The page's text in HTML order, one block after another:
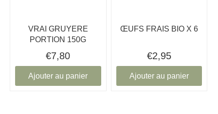
VRAI GRUYERE
PORTION 150G
€7,80
Ajouter au panier
ŒUFS FRAIS BIO X 6
€2,95
Ajouter au panier